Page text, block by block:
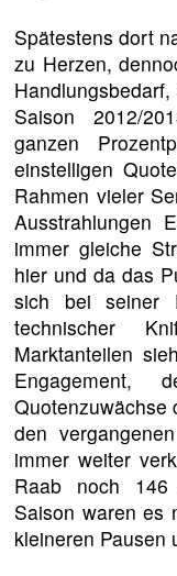
Spätestens dort
zu Herzen,
Saison 2012/
ganzen
einstelligen
Rahmen vieler
Ausstrahlungen
immer gleiche
hier und da das
sich bei seiner
technischer
Marktanteilen
Engagement,
Quotenzuwächse
den
immer weiter
Raab noch
Saison waren es
kleineren Pausen